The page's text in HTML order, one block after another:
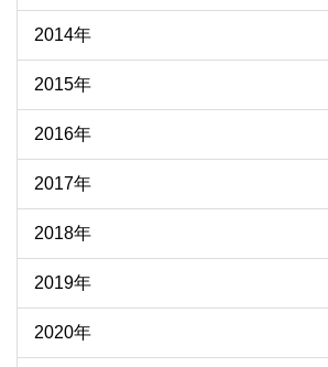
2014年
2015年
2016年
2017年
2018年
2019年
2020年